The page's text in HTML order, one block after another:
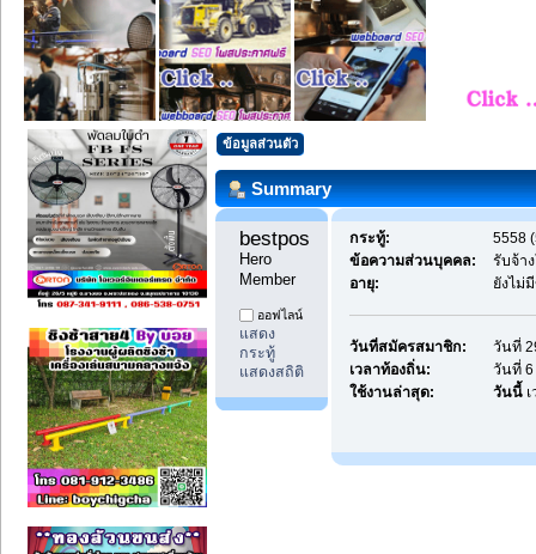
ข้อมูลส่วนตัว
Summary
bestpostdd11
Hero
Member
ออฟไลน์
แสดง
กระทู้
แสดงสถิติ
กระทู้:
5558
ข้อความส่วนบุคคล:
รับจ้า
อายุ:
ยังไม่
วันที่สมัครสมาชิก:
วันที่
เวลาท้องถิ่น:
วันที่ 6
ใช้งานล่าสุด:
วันนี้